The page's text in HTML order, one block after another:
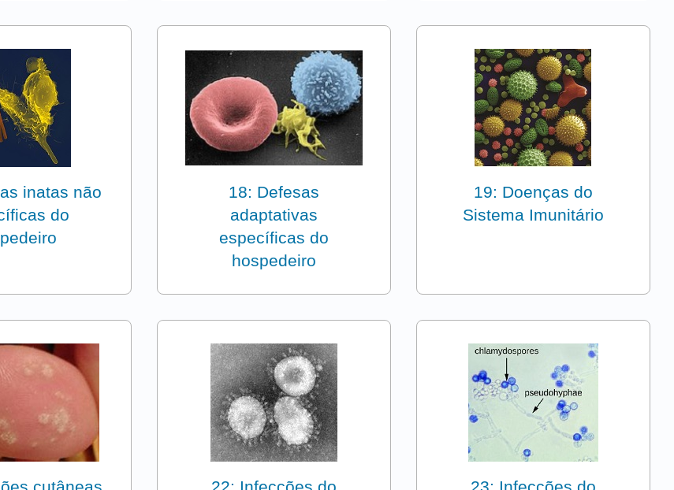
inatas não
do
18: Defesas
adaptativas
específicas do
hospedeiro
19: Doenças do
Sistema Imunitário
cutâneas 22: Infecções do 23: Infecções do